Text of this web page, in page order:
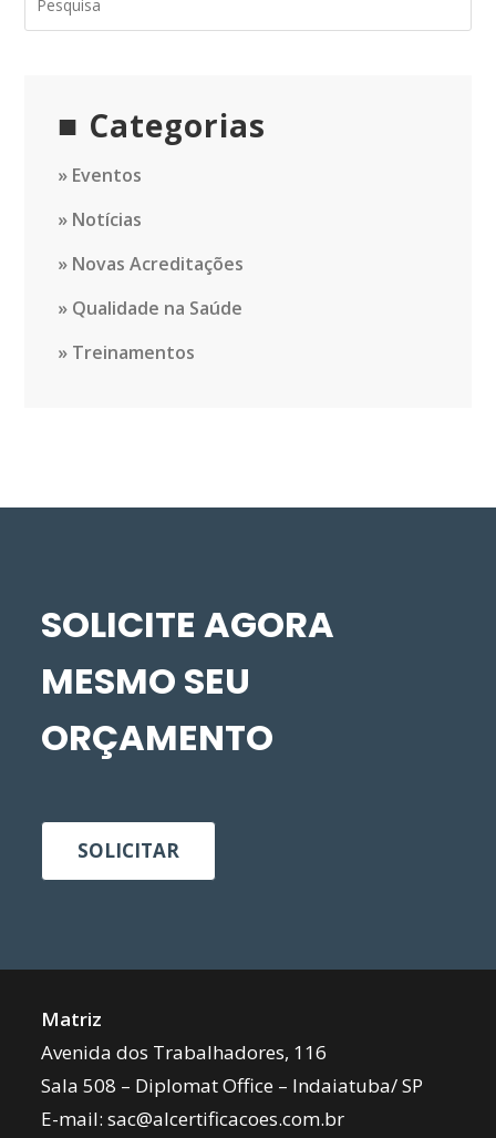
Categorias
Eventos
Notícias
Novas Acreditações
Qualidade na Saúde
Treinamentos
SOLICITE AGORA
MESMO SEU
ORÇAMENTO
SOLICITAR
Matriz
Avenida dos Trabalhadores, 116
Sala 508 – Diplomat Office – Indaiatuba/ SP
E-mail:sac@alcertificacoes.com.br